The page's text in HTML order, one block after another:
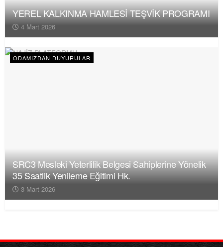
YEREL KALKINMA HAMLESİ TEŞVİK PROGRAMI
4 Mart 2026
ODAMIZDAN DUYURULAR
SRC3 Mesleki Yeterlilik Belgesi Sahiplerine Yönelik
35 Saatlik Yenileme Eğitimi Hk.
3 Mart 2026